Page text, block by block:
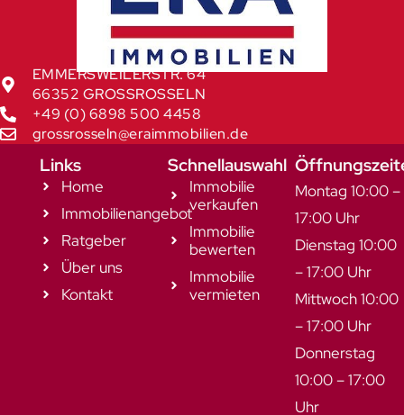
EMMERSWEILERSTR. 64
66352 GROSSROSSELN
+49 (0) 6898 500 4458
grossrosseln@eraimmobilien.de
Links
Home
Immobilienangebot
Ratgeber
Über uns
Kontakt
Schnellauswahl
Immobilie
verkaufen
Immobilie
bewerten
Immobilie
vermieten
Montag 10:00 –
17:00 Uhr
Dienstag 10:00
– 17:00 Uhr
Mittwoch 10:00
– 17:00 Uhr
Donnerstag
10:00 – 17:00
Uhr